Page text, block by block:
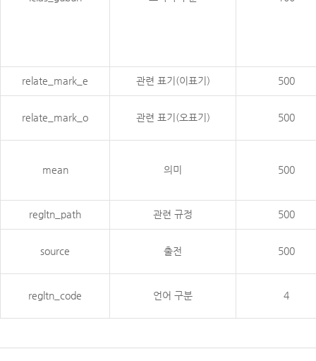
relate_mark_e 관련 표기(이표기) 500
relate_mark_o 관련 표기(오표기) 500
mean 의미 500
regltn_path 관련 규정 500
source 출전 500
regltn_code 언어 구분 4